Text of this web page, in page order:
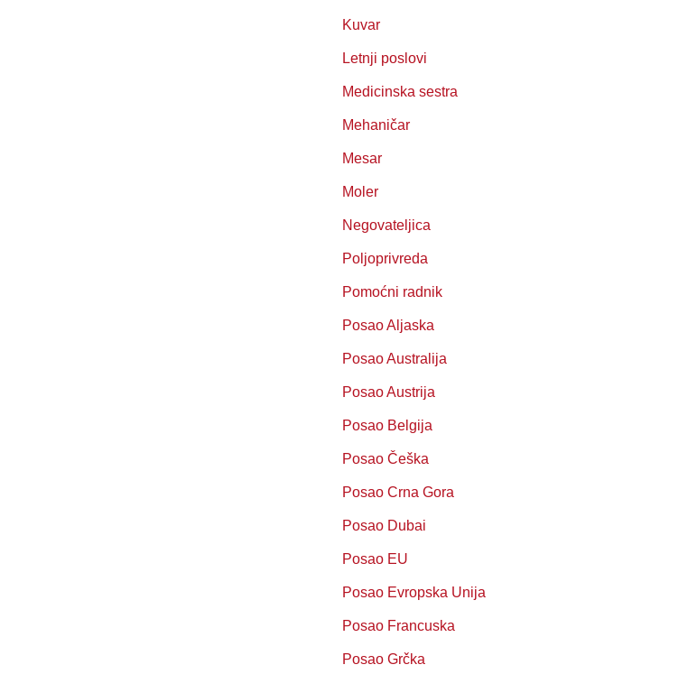
Kuvar
Letnji poslovi
Medicinska sestra
Mehaničar
Mesar
Moler
Negovateljica
Poljoprivreda
Pomoćni radnik
Posao Aljaska
Posao Australija
Posao Austrija
Posao Belgija
Posao Češka
Posao Crna Gora
Posao Dubai
Posao EU
Posao Evropska Unija
Posao Francuska
Posao Grčka